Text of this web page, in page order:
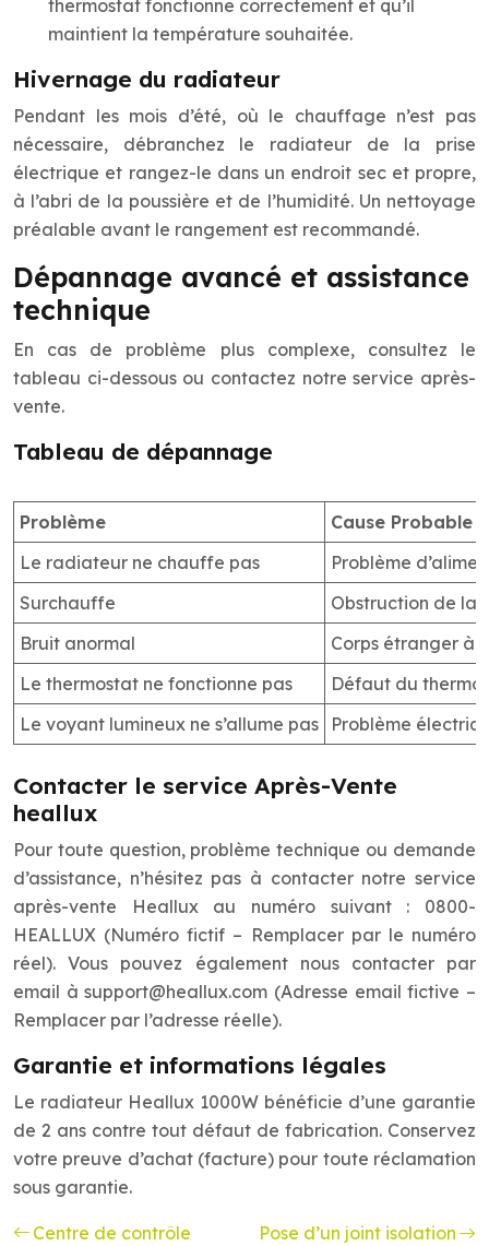
thermostat fonctionne correctement et qu’il
maintient la température souhaitée.
Hivernage du radiateur
Pendant les mois d’été, où le chauffage n’est pas
nécessaire, débranchez le radiateur de la prise
électrique et rangez-le dans un endroit sec et propre,
à l’abri de la poussière et de l’humidité. Un nettoyage
préalable avant le rangement est recommandé.
Dépannage avancé et assistance
technique
En cas de problème plus complexe, consultez le
tableau ci-dessous ou contactez notre service après-
vente.
Tableau de dépannage
Problème
Cause Probable
Le radiateur ne chauffe pas
Problème
Surchauffe
Obstruction de la
Bruit anormal
Corps étranger à
Le thermostat ne fonctionne pas
Défaut du
Le voyant lumineux ne s’allume pas
Problème
Contacter le service Après-Vente
heallux
Pour toute question, problème technique ou demande
d’assistance, n’hésitez pas à contacter notre service
après-vente Heallux au numéro suivant : 0800-
HEALLUX (Numéro fictif – Remplacer par le numéro
réel). Vous pouvez également nous contacter par
email àsupport@heallux.com (Adresse email fictive –
Remplacer par l’adresse réelle).
Garantie et informations légales
Le radiateur Heallux 1000W bénéficie d’une garantie
de 2 ans contre tout défaut de fabrication. Conservez
votre preuve d’achat (facture) pour toute réclamation
sous garantie.
Centre de contrôle
Pose d’un joint isolation